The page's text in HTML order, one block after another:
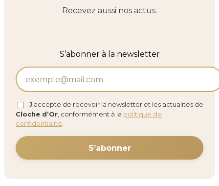
Recevez aussi nos actus.
S’abonner à la newsletter
J’accepte de recevoir la newsletter et les actualités de
Cloche d’Or, conformément à la politique de
confidentialité.